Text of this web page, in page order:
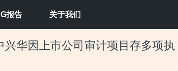
报告 关于我们
兴华因上市公司审计项目存多项执